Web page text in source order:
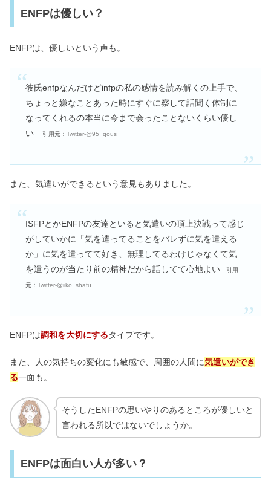
ENFPは優しい？
ENFPは、優しいという声も。
彼氏enfpなんだけどinfpの私の感情を読み解くの上手で、
ちょっと嫌なことあった時にすぐに察して話聞く体制に
なってくれるの本当に今まで会ったことないくらい優し
い
引用元：Twitter-@95_qous
また、気遣いができるという意見もありました。
ISFPとかENFPの友達といると気遣いの頂上決戦って感じ
がしていかに「気を遣ってることをバレずに気を遣える
か」に気を遣ってて好き、無理してるわけじゃなくて気
を遣うのが当たり前の精神だから話してて心地よい 引用
元：Twitter-@iiko_shafu
ENFPは調和を大切にするタイプです。
また、人の気持ちの変化にも敏感で、周囲の人間に気遣いができ
る一面も。
そうしたENFPの思いやりのあるところが優しいと
言われる所以ではないでしょうか。
ENFPは面白い人が多い？